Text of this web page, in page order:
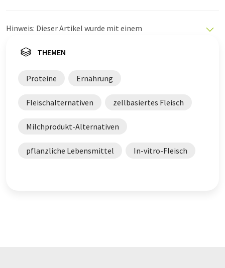
Hinweis: Dieser Artikel wurde mit einem
LUMITOS bietet diese automatischen Übersetzungen
Nachrichten zu präsentieren. Da dieser Artikel mit
automatischer Übersetzung übersetzt wurde, ist es
möglich, dass er Fehler im Vokabular, in der Syntax oder
THEMEN
Proteine Ernährung
Fleischalternativen zellbasiertes Fleisch
Milchprodukt-Alternativen
pflanzliche Lebensmittel In-vitro-Fleisch